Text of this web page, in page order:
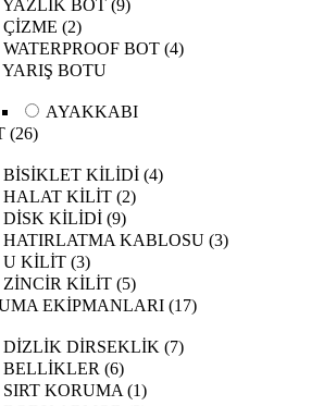
YAZLIK BOT (9)
ÇİZME (2)
WATERPROOF BOT (4)
YARIŞ BOTU
AYAKKABI
(26)
BİSİKLET KİLİDİ (4)
HALAT KİLİT (2)
DİSK KİLİDİ (9)
HATIRLATMA KABLOSU (3)
U KİLİT (3)
ZİNCİR KİLİT (5)
EKİPMANLARI (17)
DİZLİK DİRSEKLİK (7)
BELLİKLER (6)
SIRT KORUMA (1)